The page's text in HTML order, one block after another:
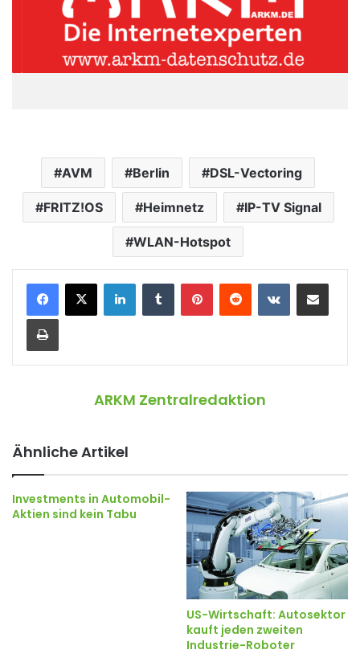
AVM Berlin DSL-Vectoring
FRITZ!OS Heimnetz IP-TV Signal
WLAN-Hotspot
ARKM Zentralredaktion
Ähnliche Artikel
Investments in Automobil-
Aktien sind kein Tabu
US-Wirtschaft: Autosektor
kauft jeden zweiten
Industrie-Roboter